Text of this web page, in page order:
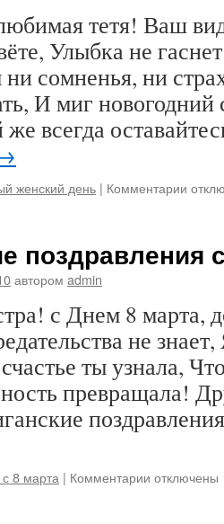
марта
тетя! Ваш
Улыбка не
сомненья, ни
И миг новогодний
же всегда
женский день | Комментарии к
8
поздравления
автором admin
с Днем 8 марта,
не
ты узнала,
превращала!
8 марта | Комментарии котключены